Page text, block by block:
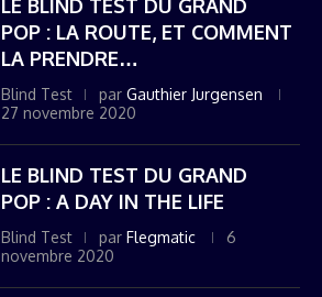
LE BLIND TEST DU GRAND
POP : LA ROUTE, ET COMMENT
LA PRENDRE…
Blind Test par Gauthier Jurgensen
27 novembre 2020
LE BLIND TEST DU GRAND
POP : A DAY IN THE LIFE
Blind Test par Flegmatic
6
novembre 2020